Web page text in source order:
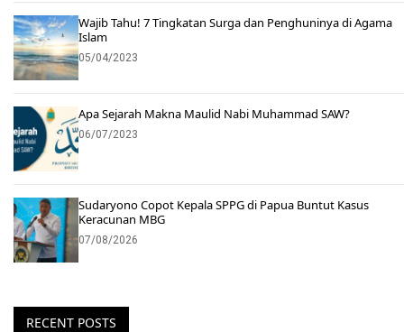
Wajib Tahu! 7 Tingkatan Surga dan Penghuninya di Agama
Islam
05/04/2023
Apa Sejarah Makna Maulid Nabi Muhammad SAW?
06/07/2023
Sudaryono Copot Kepala SPPG di Papua Buntut Kasus
Keracunan MBG
07/08/2026
RECENT POSTS